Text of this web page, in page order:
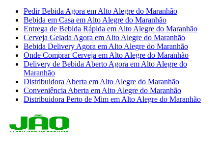
Pedir Bebida Agora em Alto Alegre do Maranhão
Bebida em Casa em Alto Alegre do Maranhão
Entrega de Bebida Rápida em Alto Alegre do Maranhão
Cerveja Gelada Agora em Alto Alegre do Maranhão
Bebida Delivery Agora em Alto Alegre do Maranhão
Onde Comprar Cerveja em Alto Alegre do Maranhão
Delivery de Bebida Aberto Agora em Alto Alegre do
Maranhão
Distribuidora Aberta em Alto Alegre do Maranhão
Conveniência Aberta em Alto Alegre do Maranhão
Distribuidora Perto de Mim em Alto Alegre do Maranhão